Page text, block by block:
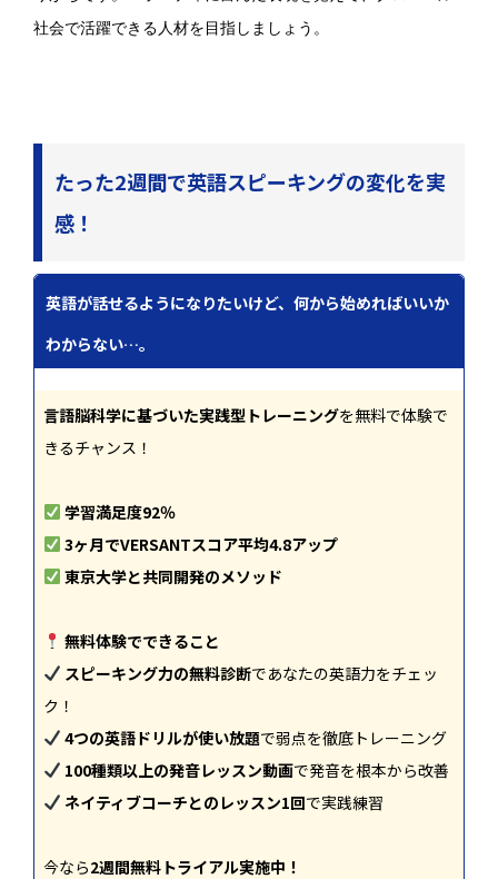
社会で活躍できる人材を目指しましょう。
たった2週間で英語スピーキングの変化を実
感！
英語が話せるようになりたいけど、何から始めればいいか
わからない…。
言語脳科学に基づいた実践型トレーニングを無料で体験で
きるチャンス！
学習満足度92％
3ヶ月でVERSANTスコア平均4.8アップ
東京大学と共同開発のメソッド
無料体験でできること
スピーキング力の無料診断であなたの英語力をチェッ
ク！
4つの英語ドリルが使い放題で弱点を徹底トレーニング
100種類以上の発音レッスン動画で発音を根本から改善
ネイティブコーチとのレッスン1回で実践練習
今なら2週間無料トライアル実施中！